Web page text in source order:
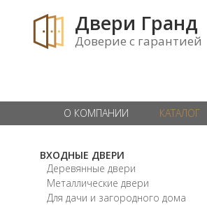
Двери Гранд
Доверие с гарантией
О КОМПАНИИ КАТАЛОГ
ВХОДНЫЕ ДВЕРИ
Деревянные двери
Металлические двери
Для дачи и загородного дома